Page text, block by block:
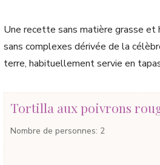
Une recette sans matière grasse et
sans complexes dérivée de la
terre, habituellement servie en
Tortilla aux poivrons
Nombre de personnes: 2